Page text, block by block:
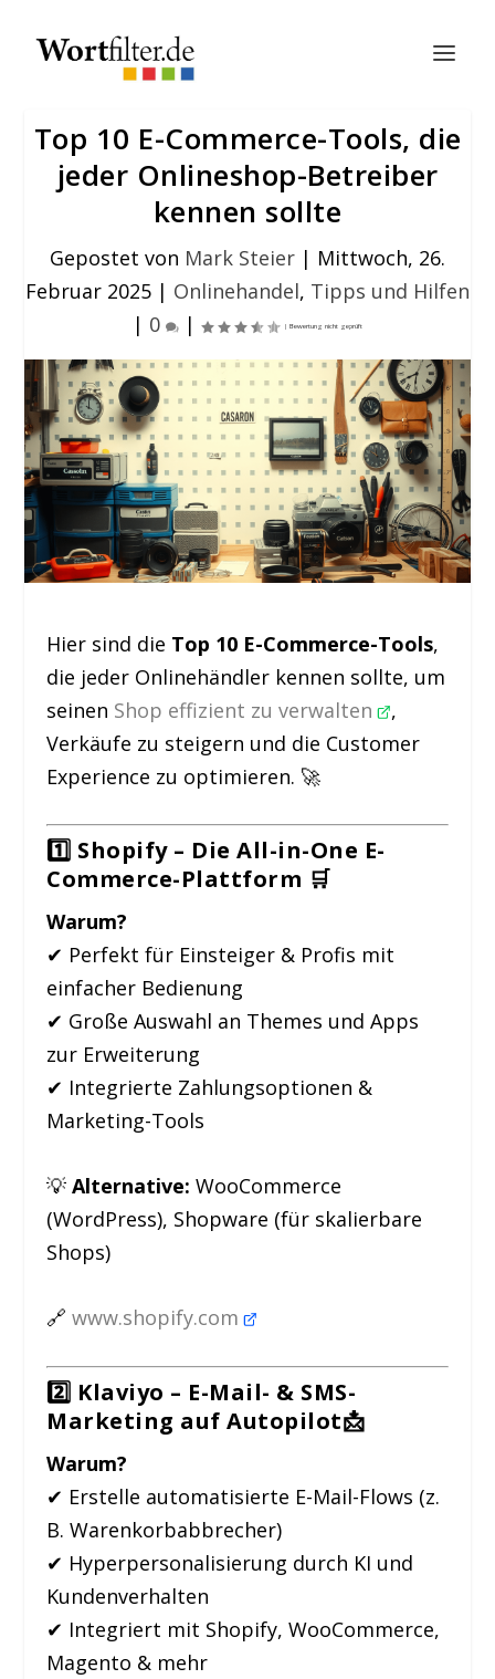
Top 10 E-Commerce-Tools, die
jeder Onlineshop-Betreiber
kennen sollte
Gepostet von Mark Steier | Mittwoch, 26.
Februar 2025 | Onlinehandel, Tipps und Hilfen
| 0 |
Hier sind die Top 10 E-Commerce-Tools,
die jeder Onlinehändler kennen sollte, um
seinen Shop effizient zu verwalten ,
Verkäufe zu steigern und die Customer
Experience zu optimieren. 🚀
1️⃣ Shopify – Die All-in-One E-
Commerce-Plattform 🛒
Warum?
✔ Perfekt für Einsteiger & Profis mit
einfacher Bedienung
✔ Große Auswahl an Themes und Apps
zur Erweiterung
✔ Integrierte Zahlungsoptionen &
Marketing-Tools
💡Alternative: WooCommerce
(WordPress), Shopware (für skalierbare
Shops)
🔗www.shopify.com
2️⃣ Klaviyo – E-Mail- & SMS-
Marketing auf Autopilot📩
Warum?
✔ Erstelle automatisierte E-Mail-Flows (z.
B. Warenkorbabbrecher)
✔ Hyperpersonalisierung durch KI und
Kundenverhalten
✔ Integriert mit Shopify, WooCommerce,
Magento & mehr